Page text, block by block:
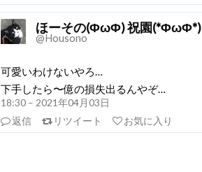
ほーその(ΦωΦ) 祝園(*ΦωΦ*)
@Housono
可愛いわけないやろ…
下手したら〜億の損失出るんやぞ…
18:30 – 2021年04月03日
返信
リツイート お気に入り